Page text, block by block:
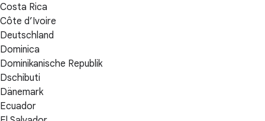
Costa Rica
Côte d’Ivoire
Deutschland
Dominica
Dominikanische Republik
Dschibuti
Dänemark
Ecuador